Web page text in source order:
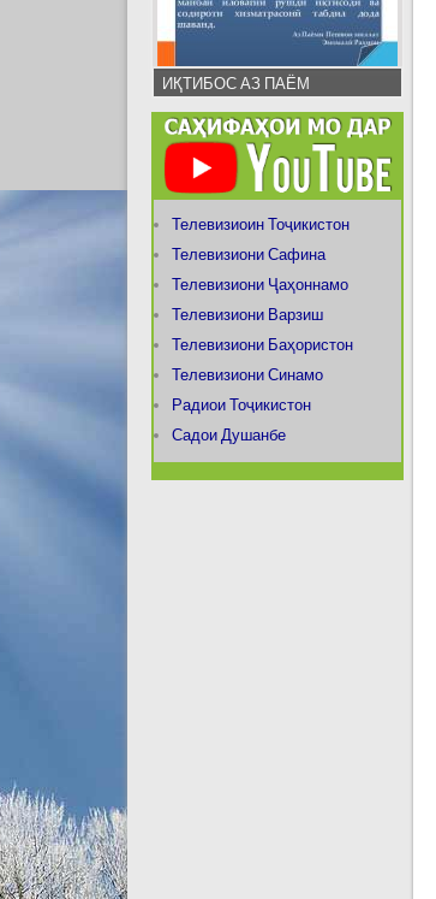
ИҚТИБОС АЗ ПАЁМ
Телевизиоин Тоҷикистон
Телевизиони Сафина
Телевизиони Ҷаҳоннамо
Телевизиони Варзиш
Телевизиони Баҳористон
Телевизиони Синамо
Радиои Тоҷикистон
Садои Душанбе